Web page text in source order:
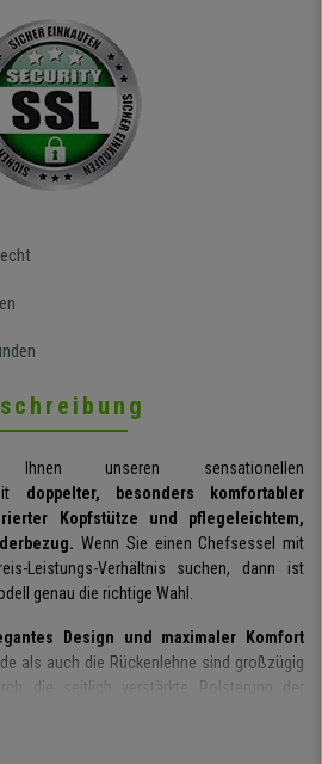
unseren sensationellen
doppelter, besonders komfortabler
Kopfstütze und pflegeleichtem,
Wenn Sie einen Chefsessel mit
Leistungs-Verhältnis suchen, dann ist
genau die richtige Wahl.
Design und maximaler Komfort
als auch die Rückenlehne sind großzügig
die seitlich verstärkte Polsterung der
optimal gestützt.